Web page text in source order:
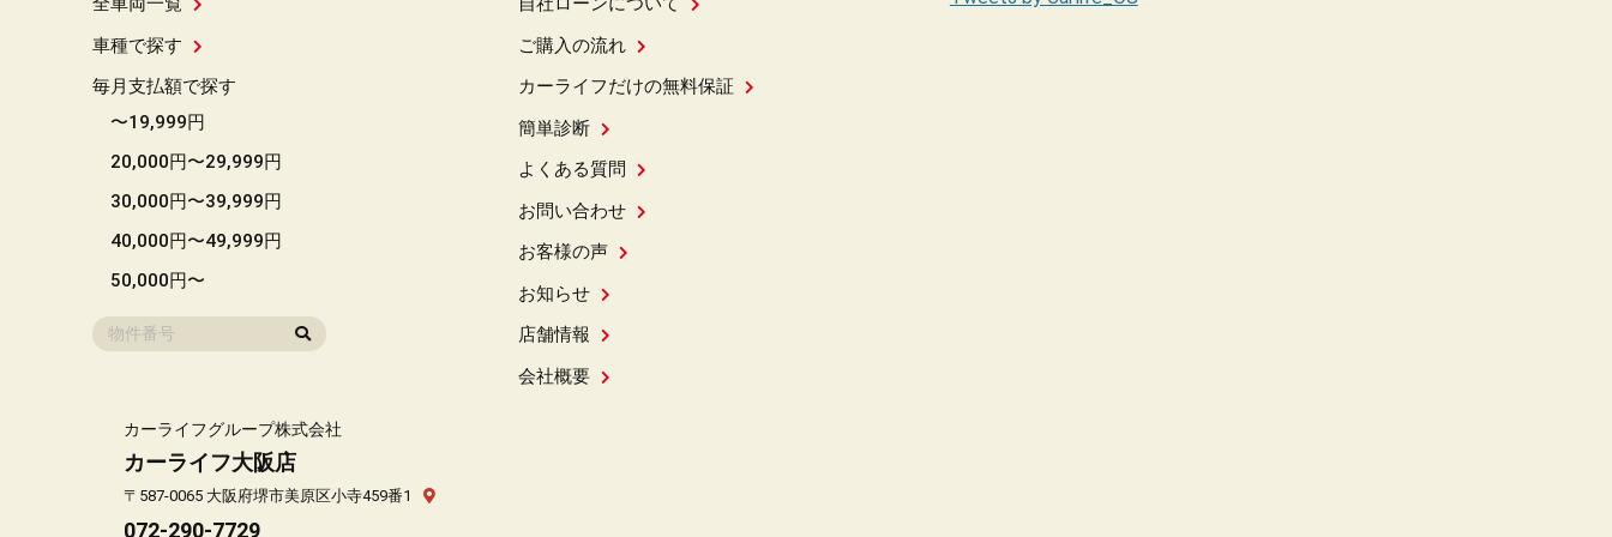
車種で探す
毎月支払額で探す
〜19,999円
20,000円〜29,999円
30,000円〜39,999円
40,000円〜49,999円
50,000円〜
ご購入の流れ
カーライフだけの無料保証
簡単診断
よくある質問
お問い合わせ
お客様の声
お知らせ
店舗情報
会社概要
カーライフグループ株式会社
カーライフ大阪店
〒587-0065 大阪府堺市美原区小寺459番1
072-290-7729